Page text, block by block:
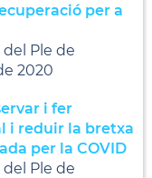
per a
del Ple de
2020
i fer
i reduir la bretxa
per la COVID
del Ple de